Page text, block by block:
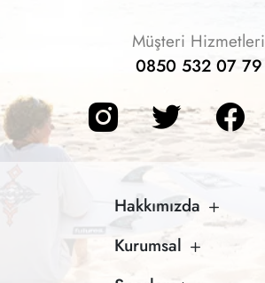
Müşteri Hizmetleri
0850 532 07 79
Hakkımızda
Kurumsal